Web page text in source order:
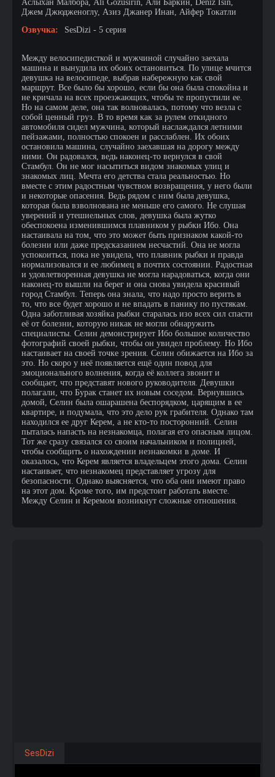
Аслыхан Малбора, Ali Gözüsirin, Али Баркин, Deniz Isin,
Джем Джюдженоглу, Азиз Джанер Инан, Айфер Токатли
Озвучка:
SesDizi - 5 серия
Между велосипедисткой и мужчиной случайно заехала
машина и вынудила их обоих остановиться. По улице мчится
девушка на велосипеде, выбрав набережную как свой
маршрут. Все было бы хорошо, если бы она была спокойна и
не кричала на всех проезжающих, чтобы те пропустили ее.
Но на самом деле, она так волновалась, потому что везла с
собой ценный груз. В то время как за рулем откидного
автомобиля сидел мужчина, который наслаждался летними
пейзажами, полностью спокоен и расслаблен. Их обоих
остановила машина, случайно заехавшая на дорогу между
ними. Он радовался, ведь наконец-то вернулся в свой
Стамбул. Он не мог насытиться видом знакомых улиц и
знакомых лиц. Мечта его детства стала реальностью. Но
вместе с этим радостным чувством возвращения, у него были
и некоторые опасения. Ведь рядом с ним была девушка,
которая была взволнована не меньше его самого. Не слушая
уверений и утешиельных слов, девушка была жутко
обеспокоена изменившимся плавником у рыбки Ибо. Она
настаивала на том, что это может быть признаком какой-то
болезни или даже предсказанием несчастий. Она не могла
успокоиться, пока не увидела, что плавник рыбки и правда
нормализовался и ее любимец в почтих состоянии. Радостная
и удовлетворенная девушка не могла нарадоваться, когда они
наконец-то вышли на берег и она снова увидела красивый
город Стамбул. Теперь она знала, что надо просто верить в
то, что все будет хорошо и не впадать в панику по пустякам.
Одна заботливая хозяйка рыбки старалась изо всех сил спасти
её от болезни, которую никак не могли обнаружить
специалисты. Селин демонстрирует Ибо большое количество
фотографий своей рыбки, чтобы он увидел проблему. Но Ибо
настаивает на своей точке зрения. Селин обижается на Ибо за
это. Но скоро у неё появляется ещё один повод для
эмоционального волнения, когда её коллега звонит и
сообщает, что представят нового руководителя. Девушки
полагали, что Бурак станет их новым соседом. Вернувшись
домой, Селин была ошарашена беспорядком, царящим в ее
квартире, и подумала, что это дело рук грабителя. Однако там
находился ее друг Керем, а не кто-то посторонний. Селин
пыталась напасть на незнакомца, полагая его опасным лицом.
Тот же сразу связался со своим начальником и полицией,
чтобы сообщить о нахождении незнакомки в доме. И
оказалось, что Керем является владельцем этого дома. Селин
настаивает, что незнакомец представляет угрозу для
безопасности. Однако выясняется, что оба они имеют право
на этот дом. Кроме того, им предстоит работать вместе.
Между Селин и Керемом возникнут сложные отношения.
SesDizi